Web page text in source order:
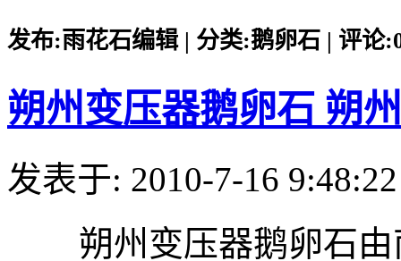
发布:雨花石编辑 | 分类:鹅卵石 | 评论
朔州变压器鹅卵石 朔
发表于: 2010-7-16 9:48:22
朔州变压器鹅卵石由